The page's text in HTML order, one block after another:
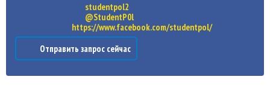
studentpol2
@StudentP0l
https://www.facebook.com/studentpol/
Отправить запрос сейчас